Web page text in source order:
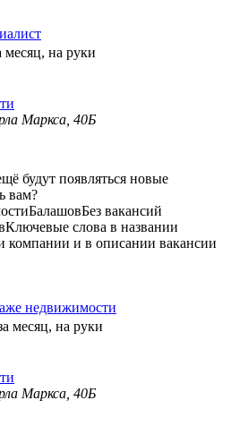
месяц, на руки
Маркса, 40Б
будут появляться новые
вам?
БалашовБез вакансий
Ключевые слова в названии
компании и в описании вакансии
недвижимости
месяц, на руки
Маркса, 40Б